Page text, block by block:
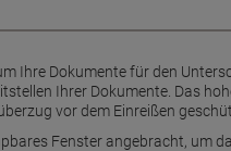
Ihre Dokumente für den
Ihrer Dokumente. Das
vor dem Einreißen
Fenster angebracht, um